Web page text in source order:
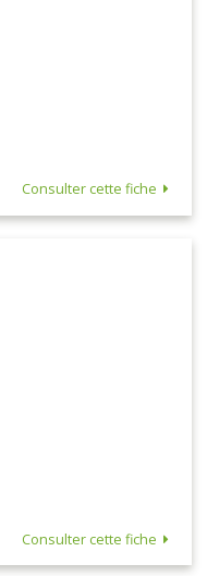
Consulter cette fiche
Consulter cette fiche